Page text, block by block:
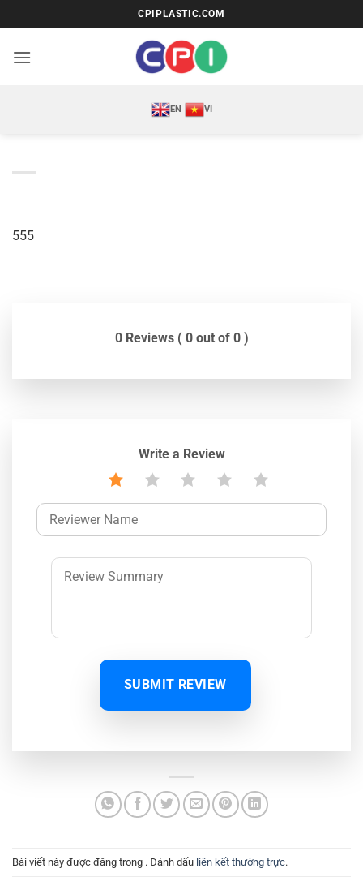
qua
nội
CPIPLASTIC.COM
EN VI
555
0 Reviews ( 0 out of 0 )
Write a Review
SUBMIT REVIEW
Bài viết này được đăng trong . Đánh dấu liên kết thường trực.